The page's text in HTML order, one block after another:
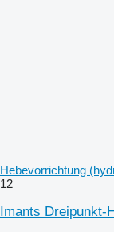
Hebevorrichtung
12
Imants Dreipunkt-